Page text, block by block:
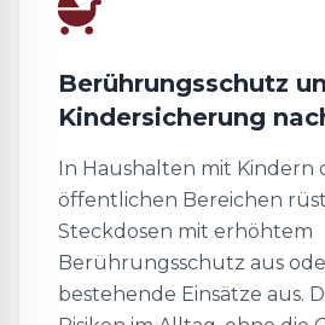
Berührungsschutz
Kindersicherung
In Haushalten mit Kindern
öffentlichen Bereichen
Steckdosen mit erhöhtem
Berührungsschutz aus
bestehende Einsätze aus.